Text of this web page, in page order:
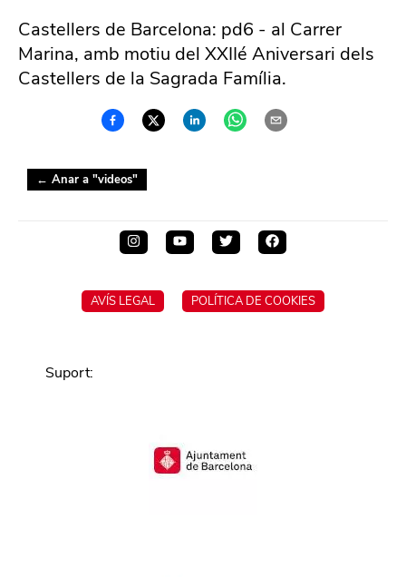
Castellers de Barcelona: pd6 - al Carrer
Marina, amb motiu del XXIIé Aniversari dels
Castellers de la Sagrada Família.
← Anar a "videos"
AVÍS LEGAL POLÍTICA DE COOKIES
Suport: